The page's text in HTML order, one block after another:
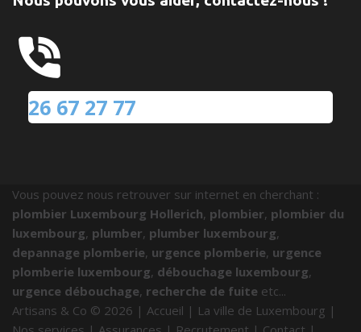
26 67 27 77
Vous pouvez nous retrouver sur internet en cherchant :
plombier Luxembourg Hollerich, plombier, plombier du
luxembourg, plumber, plumber luxembourg,
depannage plomberie, urgence plomberie, urgence
plomberie luxembourg, débouchage luxembourg,
urgence débouchage, recherche de fuite etc...
Artisans & Co © 2026 | Accueil | La ville de Luxembourg |